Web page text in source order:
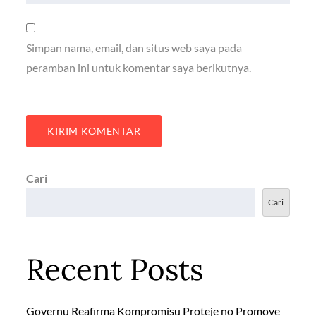
Simpan nama, email, dan situs web saya pada
peramban ini untuk komentar saya berikutnya.
Cari
Cari
Recent Posts
Governu Reafirma Kompromisu Proteje no Promove